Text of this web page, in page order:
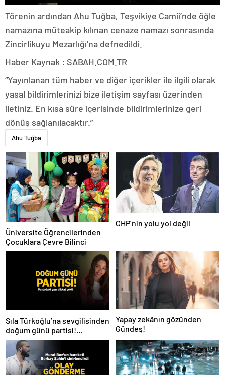
Törenin ardından Ahu Tuğba, Teşvikiye Camii’nde öğle
namazına müteakip kılınan cenaze namazı sonrasında
Zincirlikuyu Mezarlığı’na defnedildi.
Haber Kaynak : SABAH.COM.TR
“Yayınlanan tüm haber ve diğer içerikler ile ilgili olarak
yasal bildirimlerinizi bize iletişim sayfası üzerinden
iletiniz. En kısa süre içerisinde bildirimlerinize geri
dönüş sağlanılacaktır.”
Ahu Tuğba
Üniversite Öğrencilerinden
Çocuklara Çevre Bilinci
CHP’nin yolu yol değil
Sıla Türkoğlu’na sevgilisinden
doğum günü partisi!
Pastadaki yazı dikkat çekti
Yapay zekânın gözünden
Gündeş!